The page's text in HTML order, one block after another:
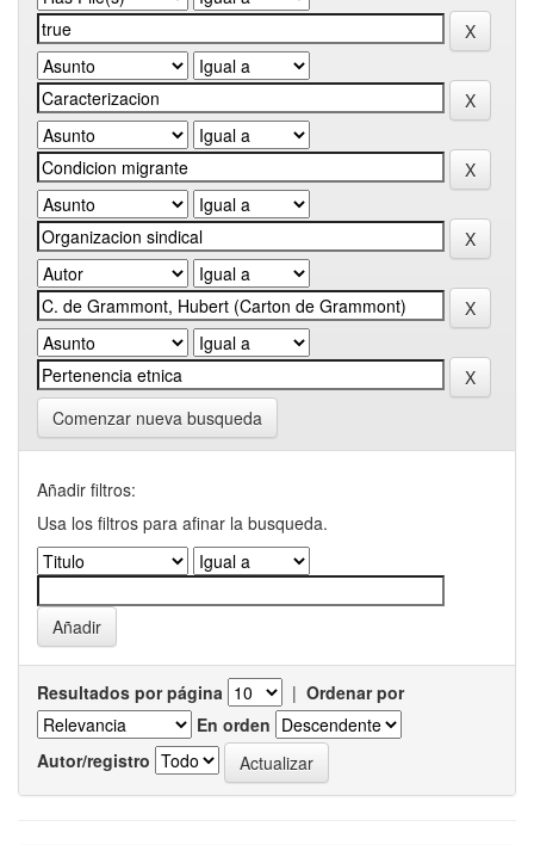
Comenzar nueva busqueda
Añadir filtros:
Usa los filtros para afinar la busqueda.
Resultados por página | Ordenar por
En orden
Autor/registro